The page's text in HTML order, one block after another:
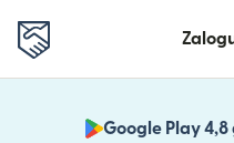
Google Play